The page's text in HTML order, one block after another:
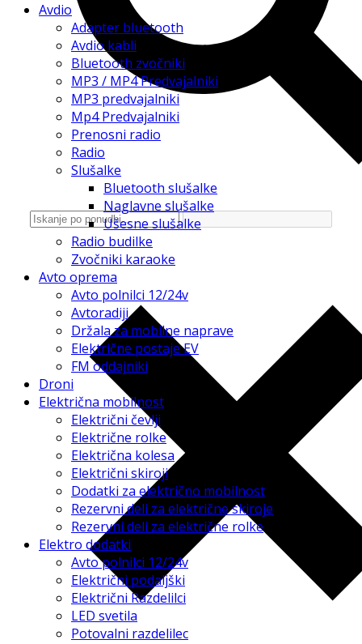
Avdio
Adapter bluetooth
Avdio kabli
Bluetooth zvočniki
MP3 / MP4 Predvajalniki
MP3 predvajalniki
Mp4 Predvajalniki
Prenosni radio
Radio
Slušalke
Bluetooth slušalke
Naglavne slušalke
Ušesne slušalke
Radio budilke
Zvočniki karaoke
Avto oprema
Avto polnilci 12/24v
Avtoradiji
Držala za mobilne naprave
Električne postaje EV
FM oddajniki
Droni
Električna mobilnost
Električni čevlji
Električne rolke
Električna kolesa
Električni skiroji
Dodatki za električno mobilnost
Rezervni deli za električne skiroje
Rezervni deli za električne rolke
Elektro dodatki
Avto polnilci 12/24v
Električni podaljški
Električni Razdelilci
LED svetila
Potovalni razdelilec